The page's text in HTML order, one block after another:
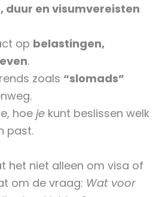
duur en visumvereisten
op belastingen,
.
zoals “slomads”
hoe je kunt beslissen welk
past.
het niet alleen om visa of
om de vraag: Wat voor